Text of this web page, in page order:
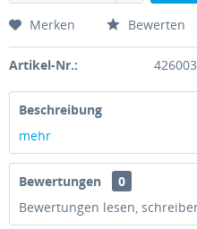
Merken Bewerten
Artikel-Nr.:
Beschreibung
mehr
Bewertungen
0
Bewertungen lesen,